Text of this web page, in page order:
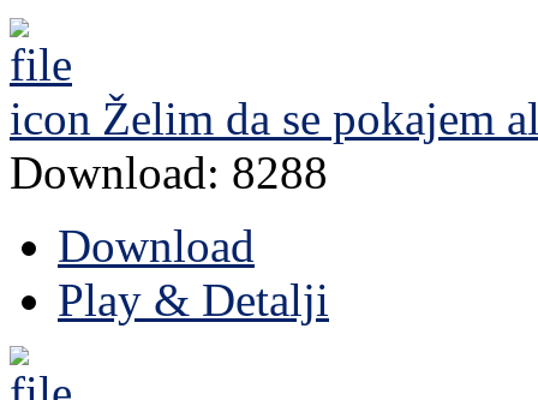
Želim da se pokajem
Download: 8288
Download
Play & Detalji